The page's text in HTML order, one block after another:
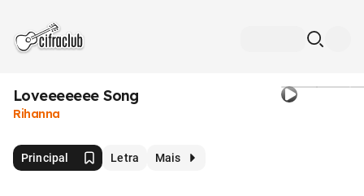
Loveeeeeee Song
Rihanna
Principal Letra Mais